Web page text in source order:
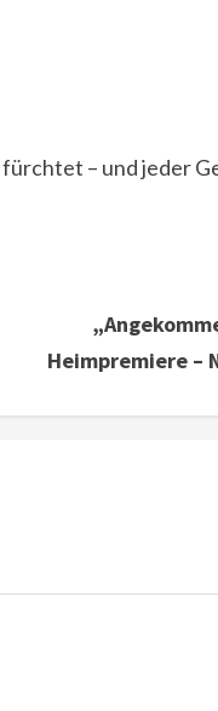
– und jeder
Heimpremiere –